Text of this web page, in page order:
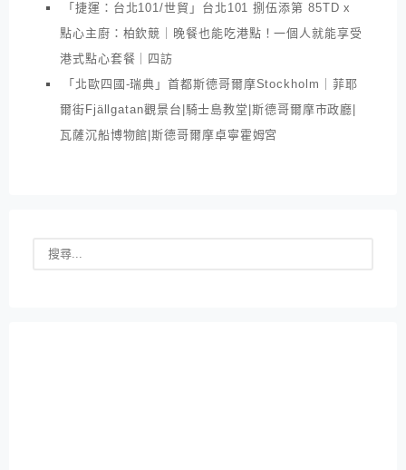
「捷運：台北101/世貿」台北101 捌伍添第 85TD x
點心主廚：柏欽競｜晚餐也能吃港點！一個人就能享受
港式點心套餐｜四訪
「北歐四國-瑞典」首都斯德哥爾摩Stockholm｜菲耶
爾街Fjällgatan觀景台|騎士島教堂|斯德哥爾摩市政廳|
瓦薩沉船博物館|斯德哥爾摩卓寧霍姆宮